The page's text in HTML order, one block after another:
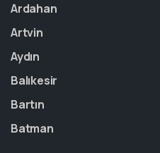
Ardahan
Artvin
Aydın
Balıkesir
Bartın
Batman